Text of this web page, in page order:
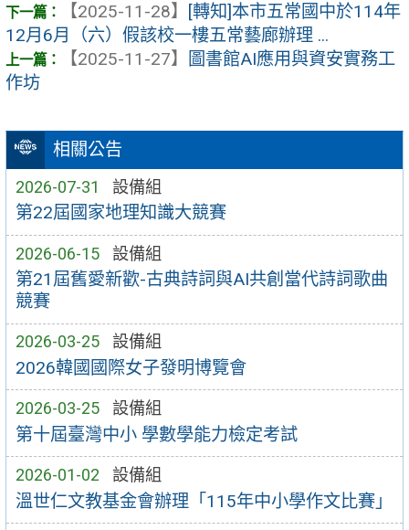
相關公告
2026-07-31 設備組
第22屆國家地理知識大競賽
2026-06-15 設備組
第21屆舊愛新歡-古典詩詞與AI共創當代詩詞歌曲
競賽
2026-03-25 設備組
2026韓國國際女子發明博覽會
2026-03-25 設備組
第十屆臺灣中小 學數學能力檢定考試
2026-01-02 設備組
溫世仁文教基金會辦理「115年中小學作文比賽」
【2025-11-28】 [轉知]本市五常國中於114年
12月6月（六）假該校一樓五常藝廊辦理 ...
【2025-11-27】
圖書館AI應用與資安實務工
作坊